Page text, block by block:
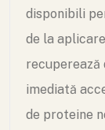
disponibili
de la
recuperează
imediată
de proteine